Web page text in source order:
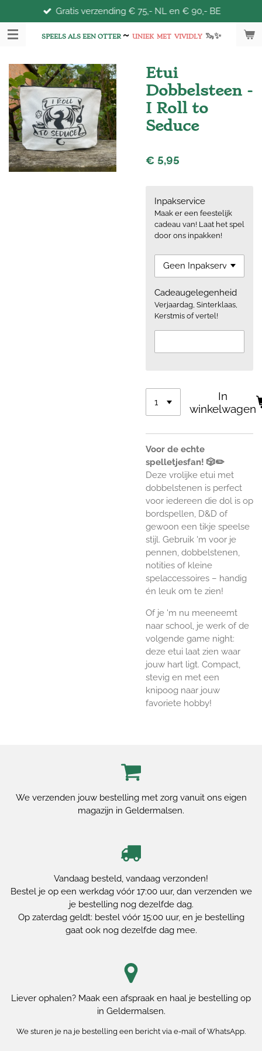
direct
naar
hoofdinhoud
SPEELS ALS EEN OTTER~ UNIEK MET VIVIDLY 🦦✨
Gratis verzending € 75,- NL en € 90,- BE
Etui
Dobbelsteen -
I Roll to
Seduce
€ 5,95
Inpakservice
Maak er een feestelijk
cadeau van! Laat het spel
door ons inpakken!
Cadeaugelegenheid
Verjaardag, Sinterklaas,
Kerstmis of vertel!
In
winkelwagen
Voor de echte
spelletjesfan! 🎲✏️
Deze vrolijke etui met
dobbelstenen is perfect
voor iedereen die dol is op
bordspellen, D&D of
gewoon een tikje speelse
stijl. Gebruik 'm voor je
pennen, dobbelstenen,
notities of kleine
spelaccessoires – handig
én leuk om te zien!
Of je 'm nu meeneemt
naar school, je werk of de
volgende game night:
deze etui laat zien waar
jouw hart ligt. Compact,
stevig en met een
knipoog naar jouw
favoriete hobby!
We verzenden jouw bestelling met zorg vanuit ons eigen
magazijn in Geldermalsen.
Vandaag besteld, vandaag verzonden!
Bestel je op een werkdag vóór 17:00 uur, dan verzenden we
je bestelling nog dezelfde dag.
Op zaterdag geldt: bestel vóór 15:00 uur, en je bestelling
gaat ook nog dezelfde dag mee.
Liever ophalen? Maak een afspraak en haal je bestelling op
in Geldermalsen.
We sturen je na je bestelling een bericht via e-mail of WhatsApp.